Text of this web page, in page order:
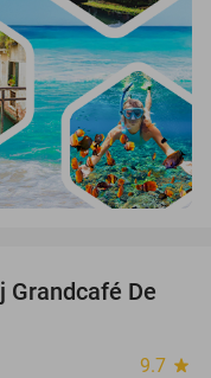
42%
Grandcafé De
9.7 star